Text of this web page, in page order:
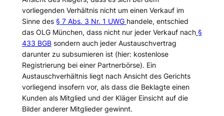
vorliegenden Verhältnis nicht um einen Verkauf im
Sinne des § 7 Abs. 3 Nr. 1 UWG handele, entschied
das OLG München, dass nicht nur jeder Verkauf nach§
433 BGBsondern auch jeder Austauschvertrag
darunter zu subsumieren ist (hier: kostenlose
Registrierung bei einer Partnerbörse). Ein
Austauschverhältnis liegt nach Ansicht des Gerichts
vorliegend insofern vor, als dass die Beklagte einen
Kunden als Mitglied und der Kläger Einsicht auf die
Bilder anderer Mitglieder gewinnt.